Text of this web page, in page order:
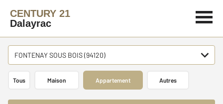
CENTURY 21
Dalayrac
FONTENAY SOUS BOIS (94120)
Tous Maison Appartement Autres